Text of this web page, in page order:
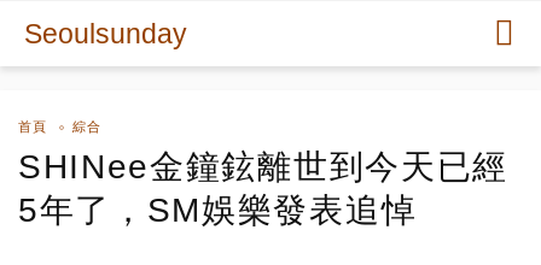
Seoulsunday
首頁 綜合
SHINee金鐘鉉離世到今天已經
5年了，SM娛樂發表追悼